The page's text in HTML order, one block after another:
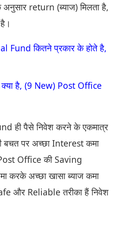
return (ब्याज) मिलता है,
Fund कितने प्रकार के होते है,
है, (9 New) Post Office
ही पैसे निवेश करने के एकमात्र
बचत पर अच्छा Interest कमा
Office की Saving
करके अच्छा खासा ब्याज कमा
और Reliable तरीका हैं निवेश